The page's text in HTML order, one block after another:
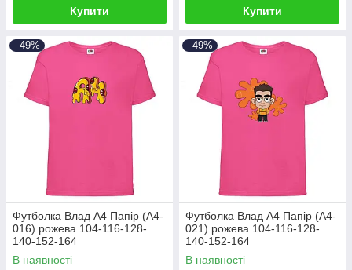
Купити Купити
–49%
Футболка Влад А4 Папір (А4-
016) рожева 104-116-128-
140-152-164
В наявності
–49%
Футболка Влад А4 Папір (А4-
021) рожева 104-116-128-
140-152-164
В наявності